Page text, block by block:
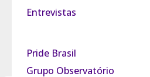
Entrevistas
Pride Brasil
Grupo Observatório